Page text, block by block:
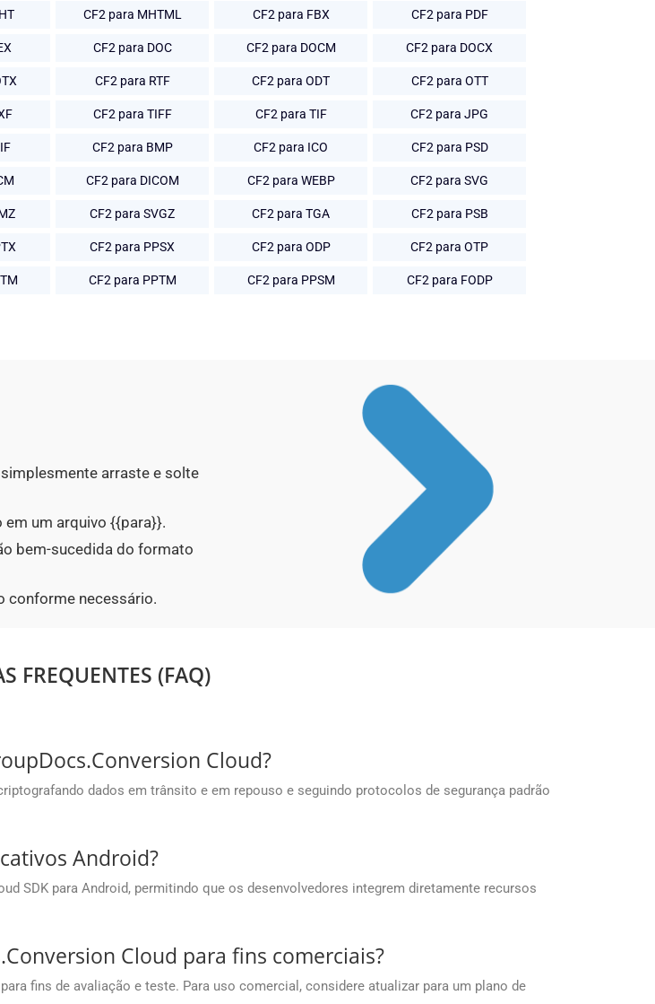
CF2 para MHTML CF2 para FBX CF2 para PDF
CF2 para DOC CF2 para DOCM CF2 para DOCX
CF2 para RTF CF2 para ODT CF2 para OTT
CF2 para TIFF CF2 para TIF CF2 para JPG
CF2 para BMP CF2 para ICO CF2 para PSD
CF2 para DICOM CF2 para WEBP CF2 para SVG
CF2 para SVGZ CF2 para TGA CF2 para PSB
CF2 para PPSX CF2 para ODP CF2 para OTP
CF2 para PPTM CF2 para PPSM CF2 para FODP
arraste e solte
um arquivo {{para}}.
bem-sucedida do formato
conforme necessário.
FREQUENTES (FAQ)
Cloud?
dados em trânsito e em repouso e seguindo protocolos de segurança padrão
Android?
SDK para Android, permitindo que os desenvolvedores integrem diretamente recursos
Cloud para fins comerciais?
fins de avaliação e teste. Para uso comercial, considere atualizar para um plano de